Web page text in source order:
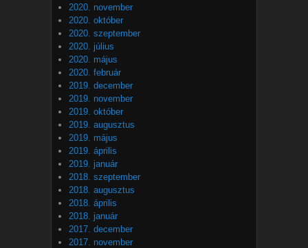
2020. november
2020. október
2020. szeptember
2020. július
2020. május
2020. február
2019. december
2019. november
2019. október
2019. augusztus
2019. május
2019. április
2019. január
2018. szeptember
2018. augusztus
2018. április
2018. január
2017. december
2017. november